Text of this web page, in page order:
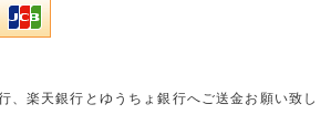
、楽天銀行とゆうちょ銀行へご送金お願い致し